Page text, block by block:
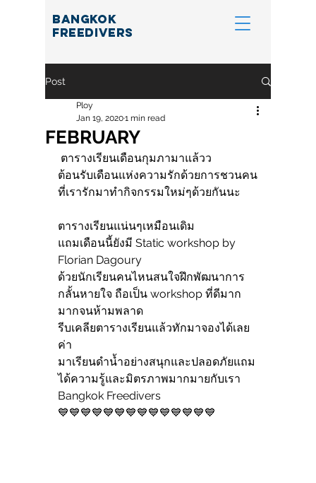
BANGKOK
FREEDIVERS
Post
FEBRUARY
Ploy
Jan 19, 20201 min read
ตารางเรียนเดือนกุมภามาแล้วว
ต้อนรับเดือนแห่งความรักด้วยการชวนคน
ที่เรารักมาทำกิจกรรมใหม่ๆด้วยกันนะ
ตารางเรียนแน่นๆเหมือนเดิม
แถมเดือนนี้ยังมี Static workshop by
Florian Dagoury
ด้วยนักเรียนคนไหนสนใจฝึกพัฒนาการ
กลั้นหายใจ ถือเป็น workshop ที่ดีมาก
มากจนห้ามพลาด
รีบเคลียตารางเรียนแล้วทักมาจองได้เลย
ค่า
มาเรียนดำน้ำอย่างสนุกและปลอดภัยแถม
ได้ความรู้และมิตรภาพมากมายกับเรา
Bangkok Freedivers
💙💙💙💙💙💙💙💙💙💙💙💙💙💙